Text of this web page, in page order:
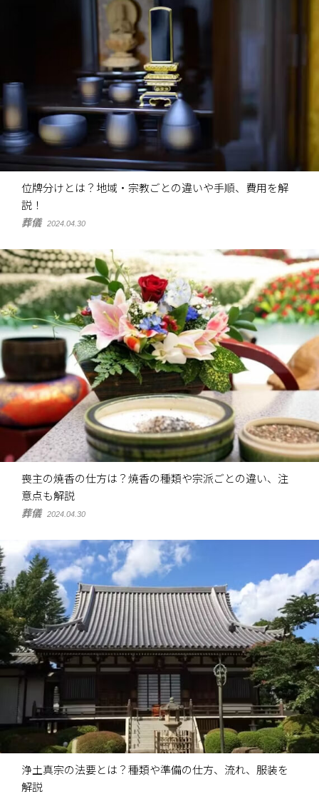
位牌分けとは？地域・宗教ごとの違いや手順、費用を解
説！
葬儀 2024.04.30
喪主の焼香の仕方は？焼香の種類や宗派ごとの違い、注
意点も解説
葬儀 2024.04.30
浄土真宗の法要とは？種類や準備の仕方、流れ、服装を
解説